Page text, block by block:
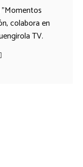
colabora en
TV.